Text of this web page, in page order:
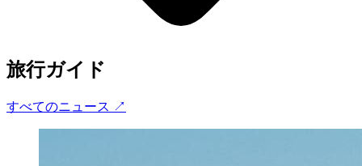
旅行ガイド
すべてのニュース ↗